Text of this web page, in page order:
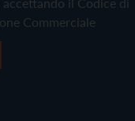
Commerciale